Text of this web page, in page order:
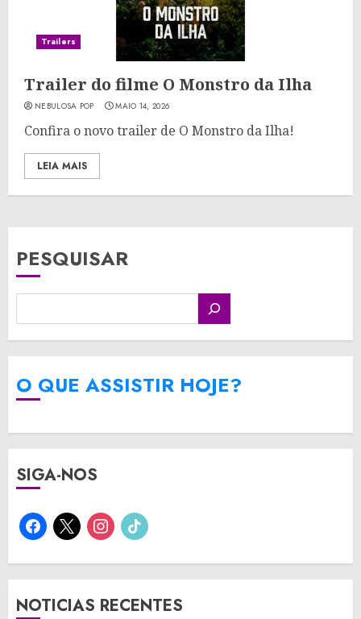
Trailers
Trailer do filme O Monstro da Ilha
NEBULOSA POP MAIO 14, 2026
Confira o novo trailer de O Monstro da Ilha!
LEIA MAIS
PESQUISAR
O QUE ASSISTIR HOJE?
SIGA-NOS
facebook
x instagram
tiktok
NOTICIAS RECENTES